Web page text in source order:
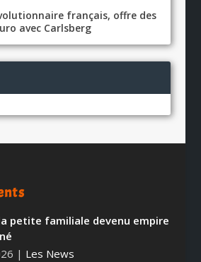
français, offre des
avec Carlsberg
petite familiale devenu empire
| Les News